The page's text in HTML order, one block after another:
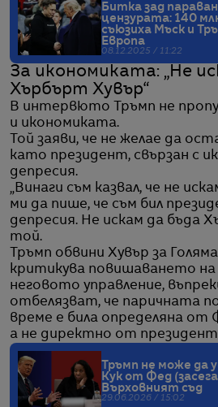
Битка зад
цензурата: 140
съюзиха Мъск и
Европа
08.12.2025 / 11:22
За икономиката: „Не
Хърбърт Хувър“
В интервюто Тръмп не
и икономиката.
Той заяви, че не желае да
като президент, свързан с
депресия.
„Винаги съм казвал, че не
ми да пише, че съм бил
депресия. Не искам да бъда
той.
Тръмп обвини Хувър за
критикува повишаването
неговото управление,
отбелязват, че паричната
време е била определяна от
а не директно от
Тръмп не може да
Кук от Фед
Върховният съд
29.06.2026 / 15:02